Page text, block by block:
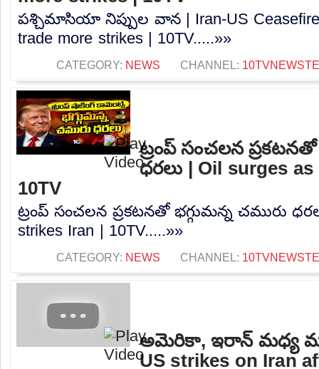
పశ్చిమాసియా నిప్పుల వాన | Iran-US Ceasefire
trade more strikes | 10TV.....»»
CATEGORY: NEWS CHANNEL:
ట్రంప్ సంచ‌ల‌న‌ ప్రకటనతో
ధ‌ర‌లు | Oil surges
10TV
ట్రంప్ సంచ‌ల‌న‌ ప్రకటనతో భగ్గుమన్న చమురు
strikes Iran | 10TV.....»»
CATEGORY: NEWS CHANNEL:
అమెరికా, ఇరాన్ మధ్య మళ్లీ
US strikes on Iran